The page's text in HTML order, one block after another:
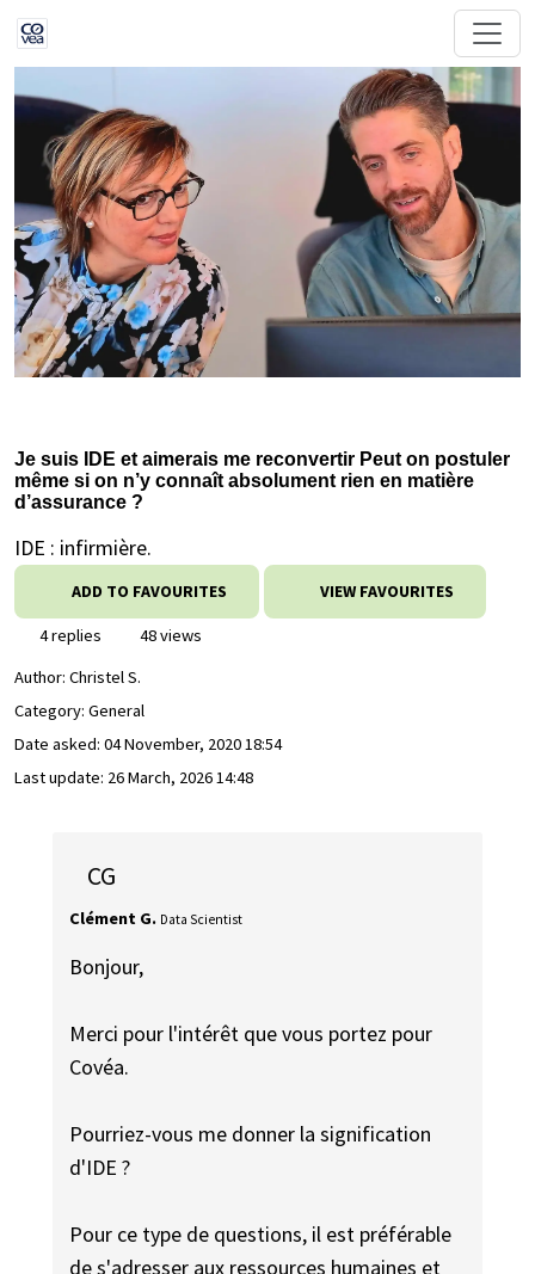
Je suis IDE et aimerais me reconvertir Peut on postuler
même si on n’y connaît absolument rien en matière
d’assurance ?
IDE : infirmière.
ADD TO FAVOURITES VIEW FAVOURITES
4 replies
48 views
Author: Christel S.
Category: General
Date asked: 04 November, 2020 18:54
Last update: 26 March, 2026 14:48
CG
Clément G. Data Scientist
Bonjour,
Merci pour l'intérêt que vous portez pour
Covéa.
Pourriez-vous me donner la signification
d'IDE ?
Pour ce type de questions, il est préférable
de s'adresser aux ressources humaines et